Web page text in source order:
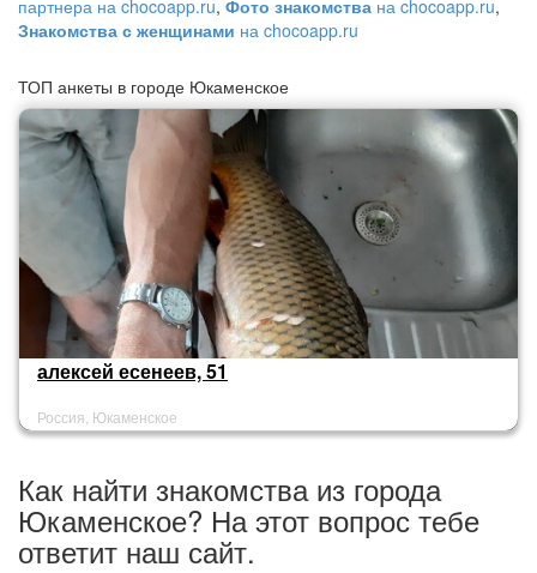
партнера на chocoapp.ru, Фото знакомства на chocoapp.ru,
Знакомства с женщинами на chocoapp.ru
ТОП анкеты в городе Юкаменское
алексей есенеев, 51
Россия, Юкаменское
Как найти знакомства из города
Юкаменское? На этот вопрос тебе
ответит наш сайт.